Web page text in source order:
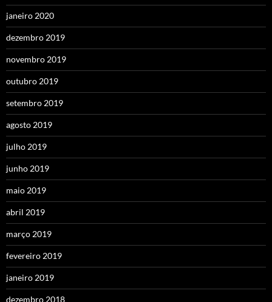
janeiro 2020
dezembro 2019
novembro 2019
outubro 2019
setembro 2019
agosto 2019
julho 2019
junho 2019
maio 2019
abril 2019
março 2019
fevereiro 2019
janeiro 2019
dezembro 2018